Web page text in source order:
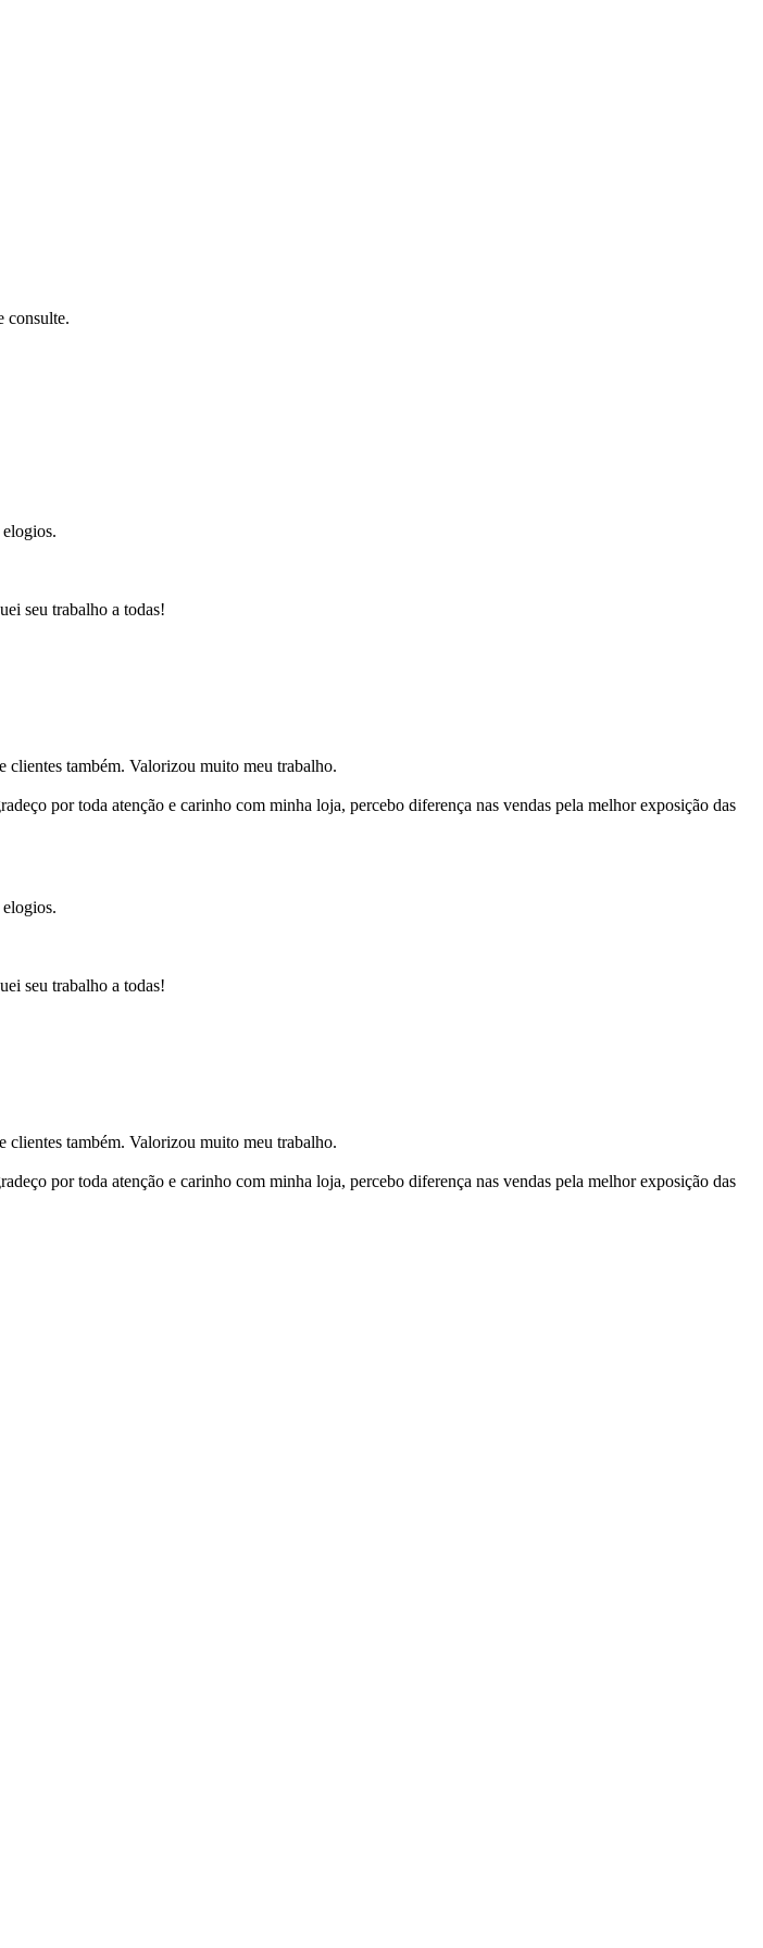
consulte.
seu trabalho a todas!
clientes também. Valorizou muito meu trabalho.
por toda atenção e carinho com minha loja, percebo diferença nas vendas pela melhor exposição das
seu trabalho a todas!
clientes também. Valorizou muito meu trabalho.
por toda atenção e carinho com minha loja, percebo diferença nas vendas pela melhor exposição das